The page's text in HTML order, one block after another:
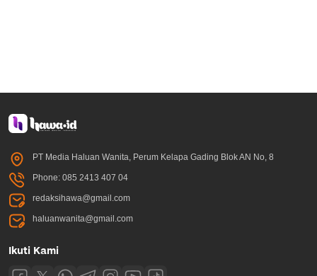
PT Media Haluan Wanita, Perum Kelapa Gading Blok AN No, 8
Phone: 085 2413 407 04
redaksihawa@gmail.com
haluanwanita@gmail.com
Ikuti Kami